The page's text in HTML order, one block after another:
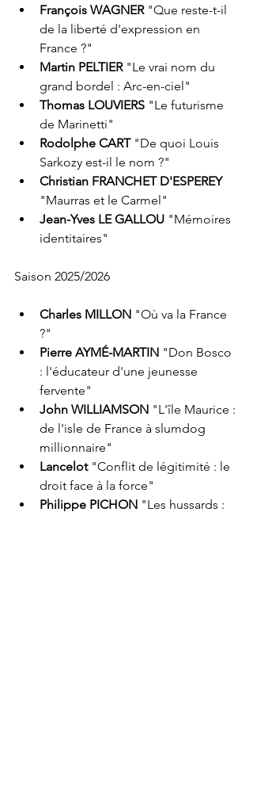
François WAGNER "Que reste-t-il
de la liberté d'expression en
France ?"
Martin PELTIER "Le vrai nom du
grand bordel : Arc-en-ciel"
Thomas LOUVIERS "Le futurisme
de Marinetti"
Rodolphe CART "De quoi Louis
Sarkozy est-il le nom ?"
Christian FRANCHET D'ESPEREY
"Maurras et le Carmel"
Jean-Yves LE GALLOU "Mémoires
identitaires"
Saison 2025/2026
Charles MILLON "Où va la France
?"
Pierre AYMÉ-MARTIN "Don Bosco
: l'éducateur d'une jeunesse
fervente"
John WILLIAMSON "L'île Maurice :
de l'isle de France à slumdog
millionnaire"​​
Lancelot "Conflit de légitimité : le
droit face à la force"
Philippe PICHON "Les hussards :